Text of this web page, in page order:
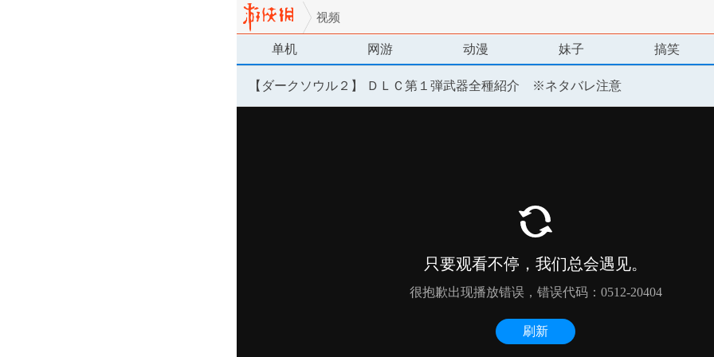
视频
单机 网游 动漫 妹子 搞笑
【ダークソウル２】 ＤＬＣ第１弾武器全種紹介 ※ネタバレ注意